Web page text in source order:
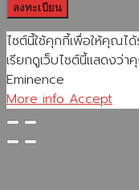
ลงทะเบียน
ไซต์นี้ใช้คุกกี้เพื่อให้คุณไ
เรียกดูเว็บไซต์นี้แสดงว่
Eminence
More info Accept